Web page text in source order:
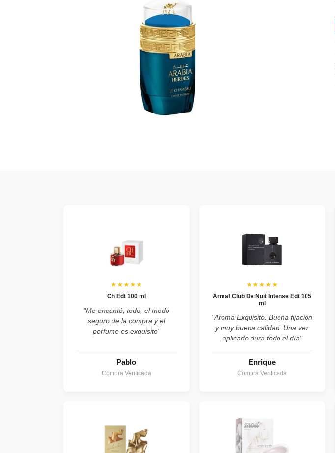
★★★★★
Ch Edt 100 ml
"Me encantó, todo, el modo
seguro de la compra y el
perfume es exquisito"
Pablo
Compra Verificada
★★★★★
Armaf Club De Nuit Intense Edt 105
ml
"Aroma Exquisito. Buena fijación
y muy buena calidad. Una vez
aplicado dura todo el día"
Enrique
Compra Verificada